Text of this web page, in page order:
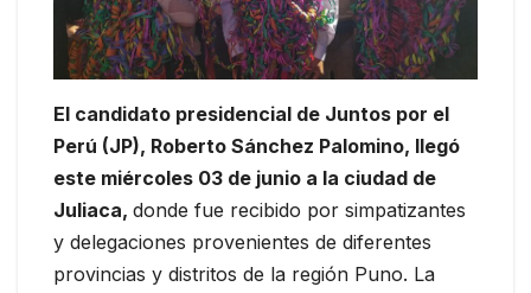
El candidato presidencial de Juntos por el
Perú (JP), Roberto Sánchez Palomino, llegó
este miércoles 03 de junio a la ciudad de
Juliaca, donde fue recibido por simpatizantes
y delegaciones provenientes de diferentes
provincias y distritos de la región Puno. La